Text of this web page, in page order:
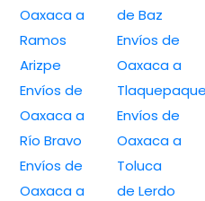
Oaxaca a
Ramos
Arizpe
Envíos de
Oaxaca a
Río Bravo
Envíos de
Oaxaca a
de Baz
Envíos de
Oaxaca a
Envíos de
Oaxaca a
Toluca
de Lerdo